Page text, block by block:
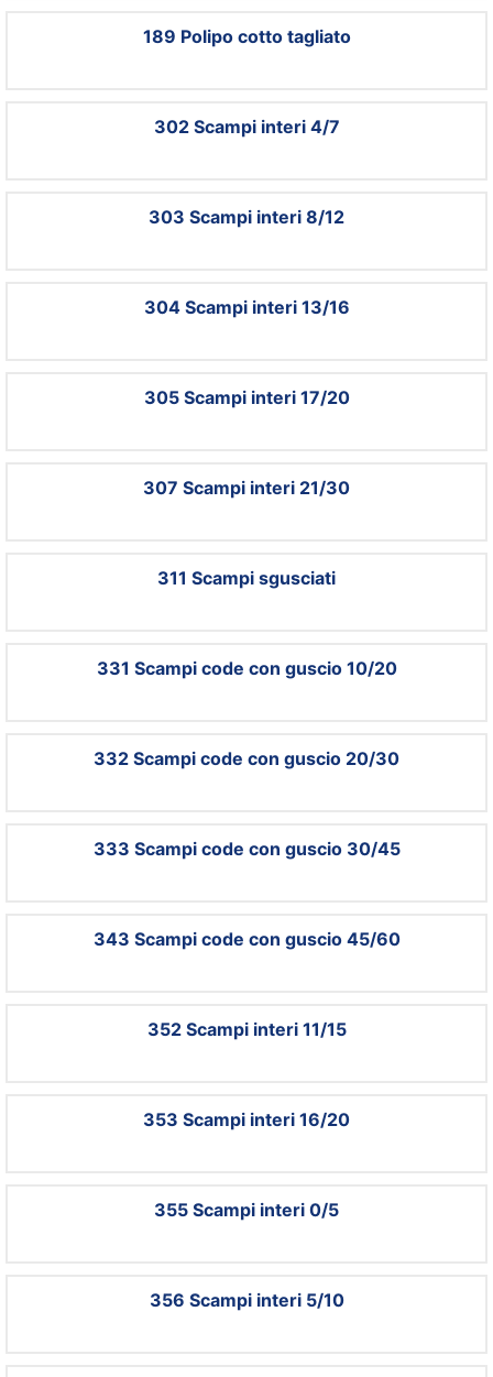
189 Polipo cotto tagliato
302 Scampi interi 4/7
303 Scampi interi 8/12
304 Scampi interi 13/16
305 Scampi interi 17/20
307 Scampi interi 21/30
311 Scampi sgusciati
331 Scampi code con guscio 10/20
332 Scampi code con guscio 20/30
333 Scampi code con guscio 30/45
343 Scampi code con guscio 45/60
352 Scampi interi 11/15
353 Scampi interi 16/20
355 Scampi interi 0/5
356 Scampi interi 5/10